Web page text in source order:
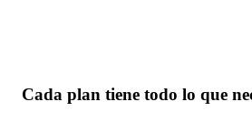
Cada plan tiene todo lo que